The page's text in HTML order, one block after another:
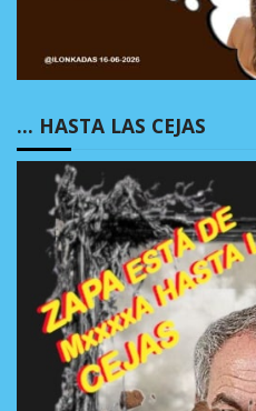
… HASTA LAS CEJAS